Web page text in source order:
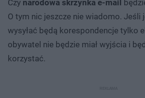
Czy narodowa skrzynka e-mail
O tym nic jeszcze nie wiadomo. Jeśli
wysyłać będą korespondencje tylko
obywatel nie będzie miał wyjścia i
korzystać.